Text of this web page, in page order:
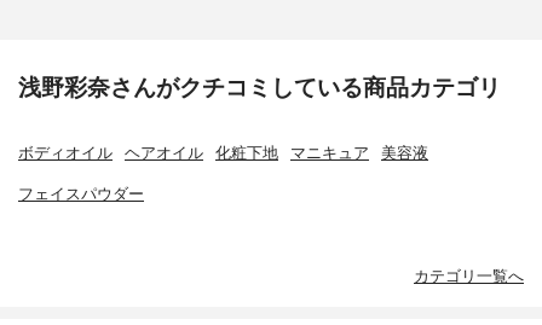
浅野彩奈さんがクチコミしている商品カテゴリ
ボディオイル ヘアオイル 化粧下地 マニキュア 美容液
フェイスパウダー
カテゴリ一覧へ